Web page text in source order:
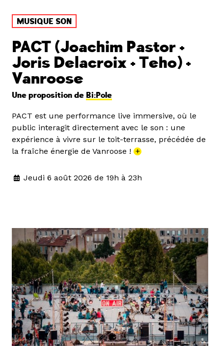
MUSIQUE SON
PACT (Joachim Pastor +
Joris Delacroix + Teho) +
Vanroose
Une proposition de Bi:Pole
PACT est une performance live immersive, où le
public interagit directement avec le son : une
expérience à vivre sur le toit-terrasse, précédée de
la fraîche énergie de Vanroose ! +
Jeudi 6 août 2026 de 19h à 23h